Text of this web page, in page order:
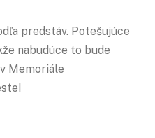
predstáv. Potešujúce
nabudúce to bude
Memoriále